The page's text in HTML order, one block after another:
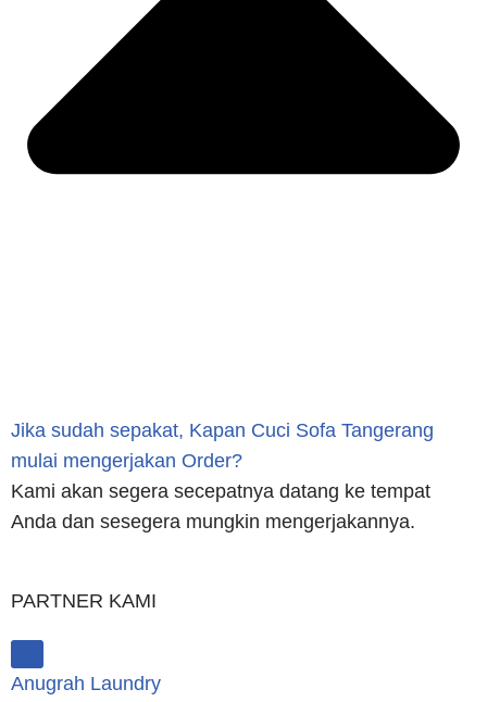
Jika sudah sepakat, Kapan Cuci Sofa Tangerang
mulai mengerjakan Order?
Kami akan segera secepatnya datang ke tempat
Anda dan sesegera mungkin mengerjakannya.
PARTNER KAMI
Anugrah Laundry